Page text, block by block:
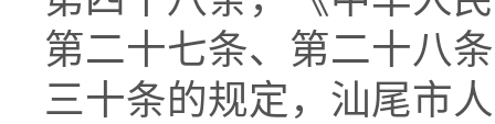
第二十七条、第二十八
三十条的规定，汕尾市